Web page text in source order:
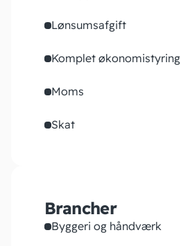
Lønsumsafgift
Komplet økonomistyring
Moms
Skat
Brancher
Byggeri og håndværk